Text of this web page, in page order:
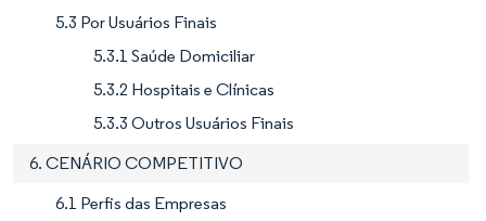
5.3 Por Usuários Finais
5.3.1 Saúde Domiciliar
5.3.2 Hospitais e Clínicas
5.3.3 Outros Usuários Finais
6. CENÁRIO COMPETITIVO
6.1 Perfis das Empresas